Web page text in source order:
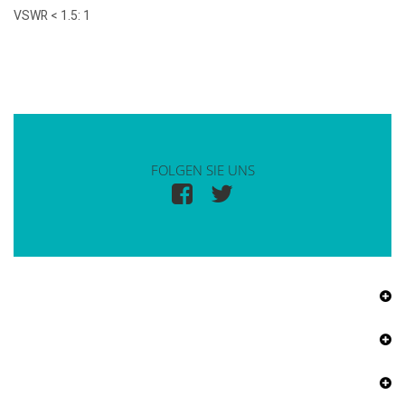
VSWR < 1.5: 1
FOLGEN SIE UNS